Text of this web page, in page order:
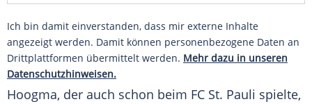
Ich bin damit einverstanden, dass mir externe Inhalte
angezeigt werden. Damit können personenbezogene Daten an
Drittplattformen übermittelt werden. Mehr dazu in unseren
Datenschutzhinweisen.
Hoogma, der auch schon beim FC St. Pauli spielte,